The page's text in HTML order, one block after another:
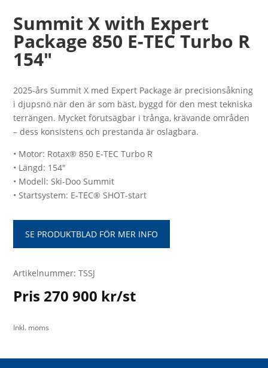
Summit X with Expert
Package 850 E-TEC Turbo R
154″
2025-års Summit X med Expert Package är precisionsåkning
i djupsnö när den är som bäst, byggd för den mest tekniska
terrängen. Mycket förutsägbar i trånga, krävande områden
– dess konsistens och prestanda är oslagbara.
• Motor: Rotax® 850 E-TEC Turbo R
• Längd: 154″
• Modell: Ski-Doo Summit
• Startsystem: E-TEC® SHOT-start
SE PRODUKTBLAD FÖR MER INFO
Artikelnummer: TSSJ
Pris 270 900 kr/st
Inkl. moms